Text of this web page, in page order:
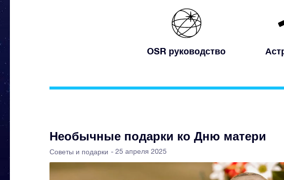
OSR руководство
Необычные подарки ко Дню матери
Советы и подарки - 25 апреля 2025